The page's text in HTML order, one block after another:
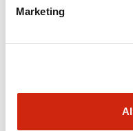
Marketing
Mounting and
Dokumente und